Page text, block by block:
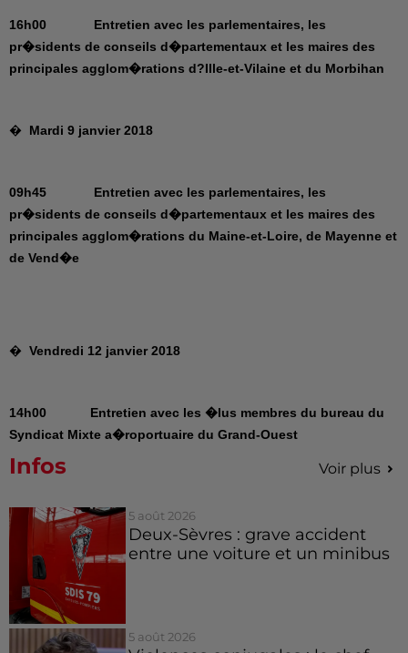
16h00 Entretien avec les parlementaires, les
pr�sidents de conseils d�partementaux et les maires des
principales agglom�rations d?Ille-et-Vilaine et du Morbihan
� Mardi 9 janvier 2018
09h45 Entretien avec les parlementaires, les
pr�sidents de conseils d�partementaux et les maires des
principales agglom�rations du Maine-et-Loire, de Mayenne et
de Vend�e
� Vendredi 12 janvier 2018
14h00 Entretien avec les �lus membres du bureau du
Syndicat Mixte a�roportuaire du Grand-Ouest
Infos Voir plus
5 août 2026
Deux-Sèvres : grave accident
entre une voiture et un minibus
5 août 2026